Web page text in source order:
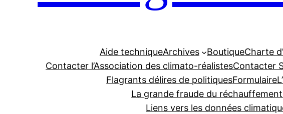
Aide techniqueArchives BoutiqueCharte
Contacter l’Association des climato-réalistesContacter
Flagrants délires de politiquesFormulaire
La grande fraude du
Liens vers les données